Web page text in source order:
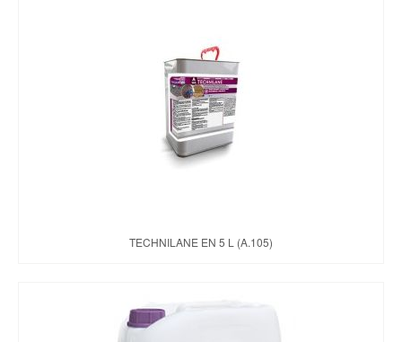
TECHNILANE EN 5 L (A.105)